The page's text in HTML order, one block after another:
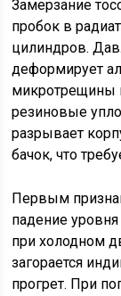
Замерзание
пробок в
цилиндров.
деформирует
микротрещины
резиновые
разрывает
бачок, что
Первым
падение
при холодном
загорается
прогрет. При